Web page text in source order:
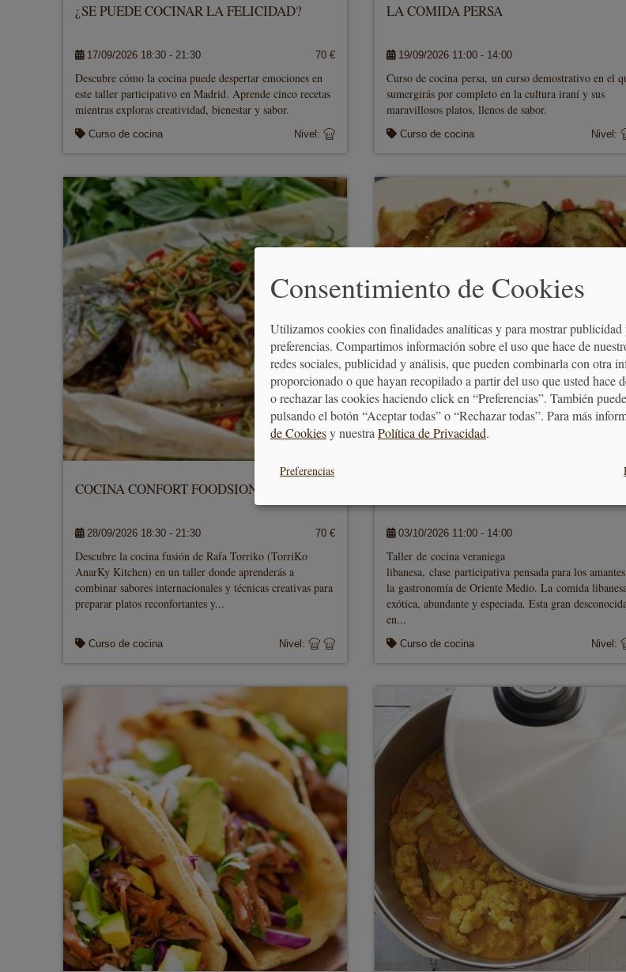
¿SE PUEDE COCINAR LA FELICIDAD?
17/09/2026 18:30 - 21:30 70 €
Descubre cómo la cocina puede despertar emociones en
este taller participativo en Madrid. Aprende cinco recetas
mientras exploras creatividad, bienestar y sabor.
Curso de cocina Nivel:
LA COMIDA PERSA
19/09/2026 11:00 - 14:00
Curso de cocina persa, un curso demostrativo en el
sumergirás por completo en la cultura iraní y sus
maravillosos platos, llenos de sabor.
Curso de cocina Nivel:
COCINA CONFORT FOODSION
28/09/2026 18:30 - 21:30 70 €
Descubre la cocina fusión de Rafa Torriko (TorriKo
AnarKy Kitchen) en un taller donde aprenderás a
combinar sabores internacionales y técnicas creativas para
preparar platos reconfortantes y...
Curso de cocina Nivel:
03/10/2026 11:00 - 14:00
Taller de cocina veraniega
libanesa, clase participativa pensada para los
la gastronomía de Oriente Medio. La comida
exótica, abundante y especiada. Esta gran
en...
Curso de cocina Nivel:
Consentimiento de Cookies
Utilizamos cookies con finalidades analíticas y para mostrar publicidad
preferencias. Compartimos información sobre el uso que hace de
redes sociales, publicidad y análisis, que pueden combinarla con otra
proporcionado o que hayan recopilado a partir del uso que usted hace
o rechazar las cookies haciendo click en “Preferencias”. También
pulsando el botón “Aceptar todas” o “Rechazar todas”. Para más
de Cookiesy nuestra Política de Privacidad.
Preferencias